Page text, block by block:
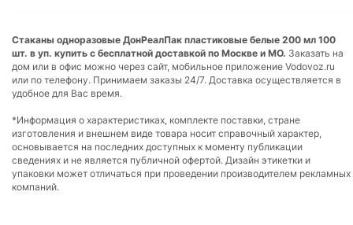
Стаканы одноразовые ДонРеалПак пластиковые белые 200 мл 100
шт. в уп. купить с бесплатной доставкой по Москве и МО. Заказать на
дом или в офис можно через сайт, мобильное приложение Vodovoz.ru
или по телефону. Принимаем заказы 24/7. Доставка осуществляется в
удобное для Вас время.
*Информация о характеристиках, комплекте поставки, стране
изготовления и внешнем виде товара носит справочный характер,
основывается на последних доступных к моменту публикации
сведениях и не является публичной офертой. Дизайн этикетки и
упаковки может отличаться при проведении производителем рекламных
компаний.